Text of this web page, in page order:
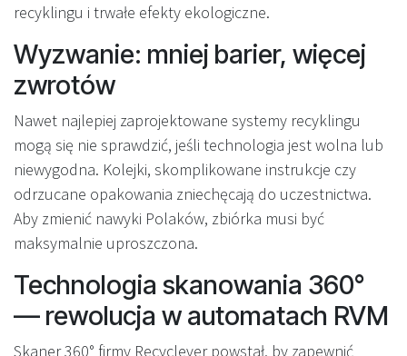
recyklingu i trwałe efekty ekologiczne.
Wyzwanie: mniej barier, więcej
zwrotów
Nawet najlepiej zaprojektowane systemy recyklingu
mogą się nie sprawdzić, jeśli technologia jest wolna lub
niewygodna. Kolejki, skomplikowane instrukcje czy
odrzucane opakowania zniechęcają do uczestnictwa.
Aby zmienić nawyki Polaków, zbiórka musi być
maksymalnie uproszczona.
Technologia skanowania 360°
— rewolucja w automatach RVM
Skaner 360° firmy Recyclever powstał, by zapewnić